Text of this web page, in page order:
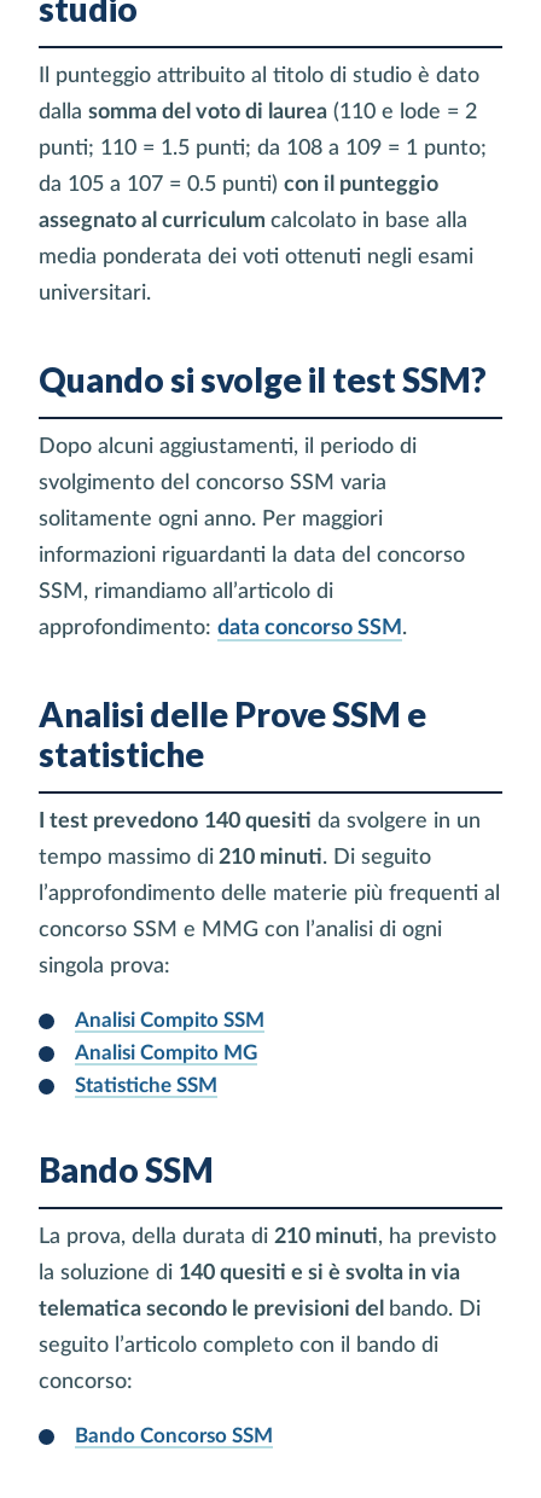
Il punteggio attribuito al titolo di studio è dato
dalla somma del voto di laurea (110 e lode = 2
punti; 110 = 1.5 punti; da 108 a 109 = 1 punto;
da 105 a 107 = 0.5 punti) con il punteggio
assegnato al curriculum calcolato in base alla
media ponderata dei voti ottenuti negli esami
universitari.
Quando si svolge il test SSM?
Dopo alcuni aggiustamenti, il periodo di
svolgimento del concorso SSM varia
solitamente ogni anno. Per maggiori
informazioni riguardanti la data del concorso
SSM, rimandiamo all’articolo di
approfondimento: data concorso SSM .
Analisi delle Prove SSM e
statistiche
I test prevedono 140 quesiti da svolgere in un
tempo massimo di 210 minuti. Di seguito
l’approfondimento delle materie più frequenti al
concorso SSM e MMG con l’analisi di ogni
singola prova:
Analisi Compito SSM
Analisi Compito MG
Statistiche SSM
Bando SSM
La prova, della durata di 210 minuti, ha previsto
la soluzione di 140 quesiti e si è svolta in via
telematica secondo le previsioni del
bando. Di
seguito l’articolo completo con il bando di
concorso:
Bando Concorso SSM